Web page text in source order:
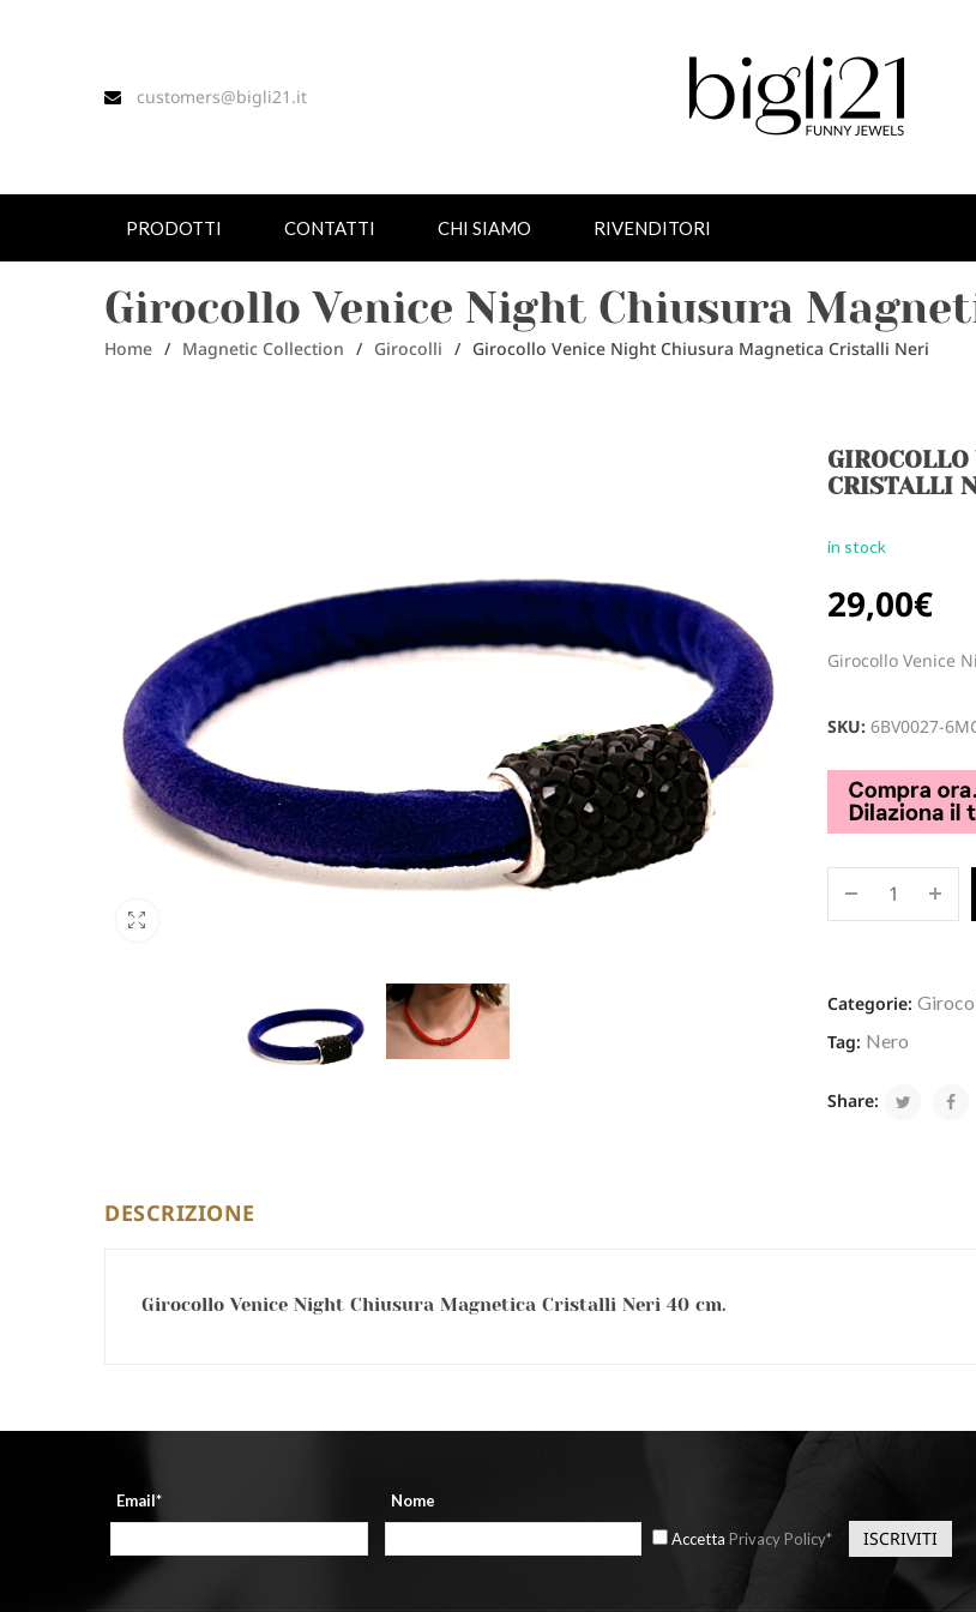
customers@bigli21.it
PRODOTTI CONTATTI CHI SIAMO RIVENDITORI
Girocollo Venice Night Chiusura
Home / Magnetic Collection / Girocolli / Girocollo Venice Night Chiusura Magnetica Cristalli Neri
CRISTALLI
in stock
29,00€
Girocollo Venice
SKU:6BV0027-
Categorie:
Tag: Nero
Share:
DESCRIZIONE
Girocollo Venice Night Chiusura Magnetica Cristalli Neri 40 cm.
Email*
Nome
Accetta Privacy Policy*